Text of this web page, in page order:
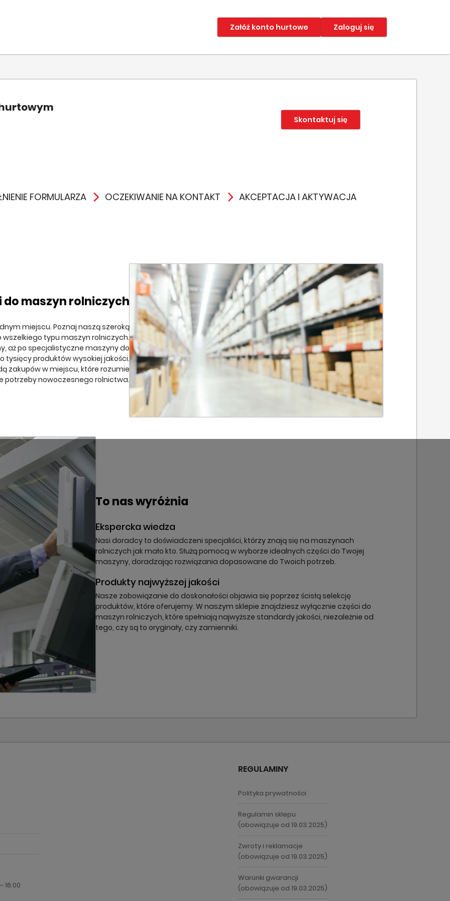
Załóż konto hurtowe Zaloguj się
Skontaktuj się
FORMULARZA OCZEKIWANIE NA KONTAKT AKCEPTACJA I AKTYWACJA
do maszyn rolniczych
miejscu. Poznaj naszą szeroką
typu maszyn rolniczych.
aż po specjalistyczne maszyny do
produktów wysokiej jakości.
zakupów w miejscu, które rozumie
potrzeby nowoczesnego rolnictwa.
To nas wyróżnia
Ekspercka wiedza
Nasi doradcy to doświadczeni specjaliści, którzy znają się na maszynach
rolniczych jak mało kto. Służą pomocą w wyborze idealnych części do Twojej
maszyny, doradzając rozwiązania dopasowane do Twoich potrzeb.
Produkty najwyższej jakości
Nasze zobowiązanie do doskonałości objawia się poprzez ścisłą selekcję
produktów, które oferujemy. W naszym sklepie znajdziesz wyłącznie części do
maszyn rolniczych, które spełniają najwyższe standardy jakości, niezależnie od
tego, czy są to oryginały, czy zamienniki.
16:00
REGULAMINY
Polityka prywatności
Regulamin sklepu
(obowiązuje od 19.03.2025)
Zwroty i reklamacje
(obowiązuje od 19.03.2025)
Warunki gwarancji
(obowiązuje od 19.03.2025)
((modalDeleteText))
listę ulubionych
listy ulubionych
Zapisz
się
być zalogowany by zapisać produkty na swojej liście życzeń.
Zaloguj się